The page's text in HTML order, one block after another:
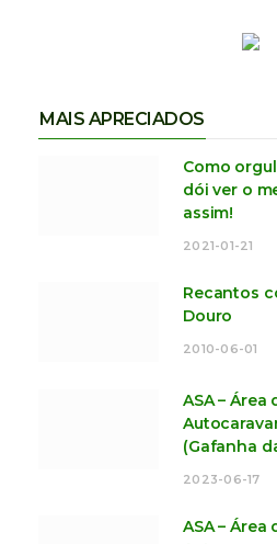
MAIS APRECIADOS
Como
dói ver o
assim!
2021-01-21
Recantos
Douro
2010-06-01
ASA – Área
(Gafanha
2023-06-17
ASA – Área